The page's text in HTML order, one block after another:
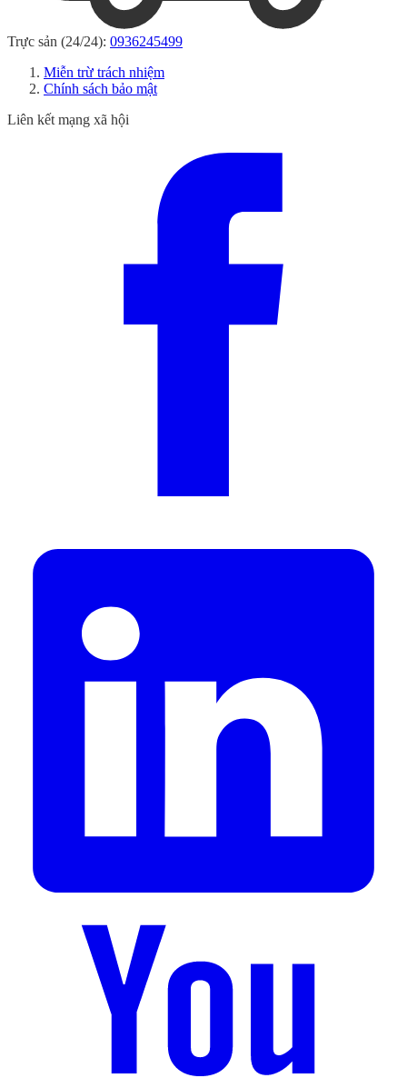
Trực sản (24/24): 0936245499
Miễn trừ trách nhiệm
Chính sách bảo mật
Liên kết mạng xã hội